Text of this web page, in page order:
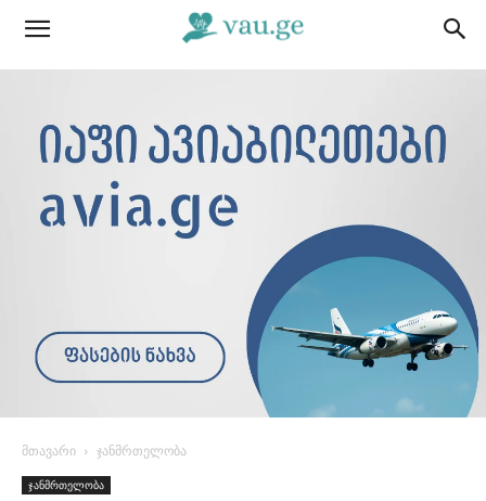
მთავარი ჯანმრთელობა
ჯანმრთელობა